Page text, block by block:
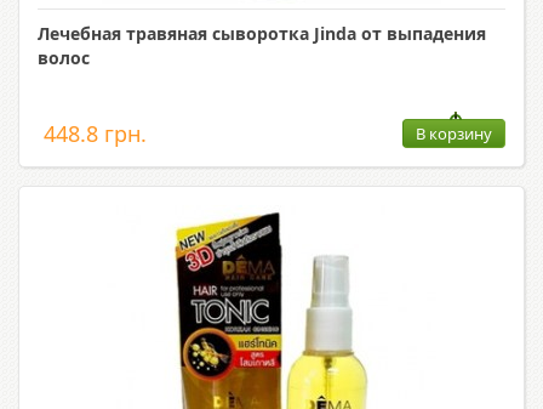
Лечебная травяная сыворотка Jinda от выпадения
волос
448.8 грн. В корзину